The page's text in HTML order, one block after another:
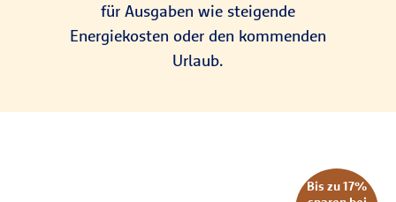
für Ausgaben wie steigende
Energiekosten oder den kommenden
Urlaub.
Bis zu 17%